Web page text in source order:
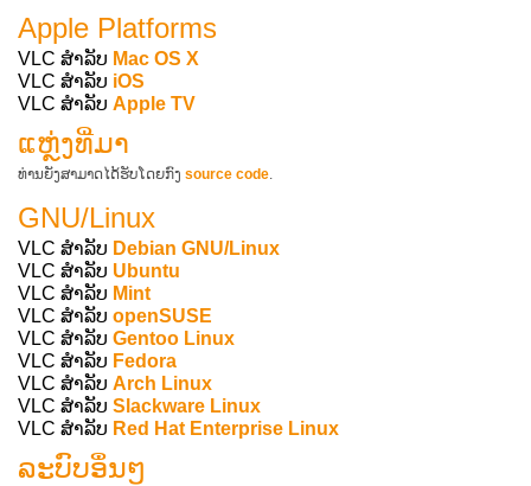
Apple Platforms
VLC ສຳລັບ Mac OS X
VLC ສຳລັບ iOS
VLC ສຳລັບ Apple TV
ແຫຼ່ງທີ່ມາ
ທ່ານຍັງສາມາດໄດ້ຮັບໂດຍກົງ source code.
GNU/Linux
VLC ສຳລັບ Debian GNU/Linux
VLC ສຳລັບ Ubuntu
VLC ສຳລັບ Mint
VLC ສຳລັບ openSUSE
VLC ສຳລັບ Gentoo Linux
VLC ສຳລັບ Fedora
VLC ສຳລັບ Arch Linux
VLC ສຳລັບ Slackware Linux
VLC ສຳລັບ Red Hat Enterprise Linux
ລະບົບອຶ່ນໆ